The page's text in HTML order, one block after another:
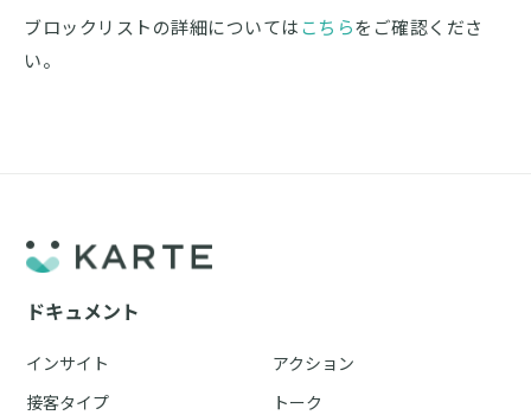
ブロックリストの詳細については こちらをご確認くださ
い。
ドキュメント
インサイト
アクション
接客タイプ
トーク